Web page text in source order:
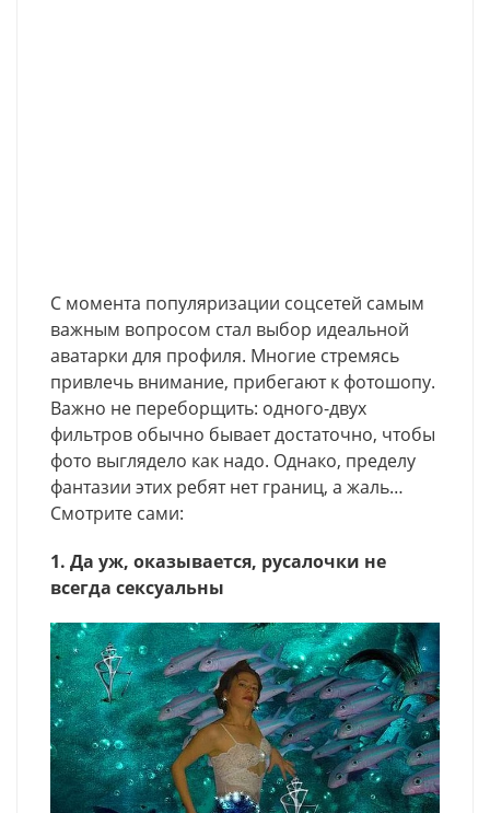
С момента популяризации соцсетей самым
важным вопросом стал выбор идеальной
аватарки для профиля. Многие стремясь
привлечь внимание, прибегают к фотошопу.
Важно не переборщить: одного-двух
фильтров обычно бывает достаточно, чтобы
фото выглядело как надо. Однако, пределу
фантазии этих ребят нет границ, а жаль…
Смотрите сами:
1. Да уж, оказывается, русалочки не
всегда сексуальны